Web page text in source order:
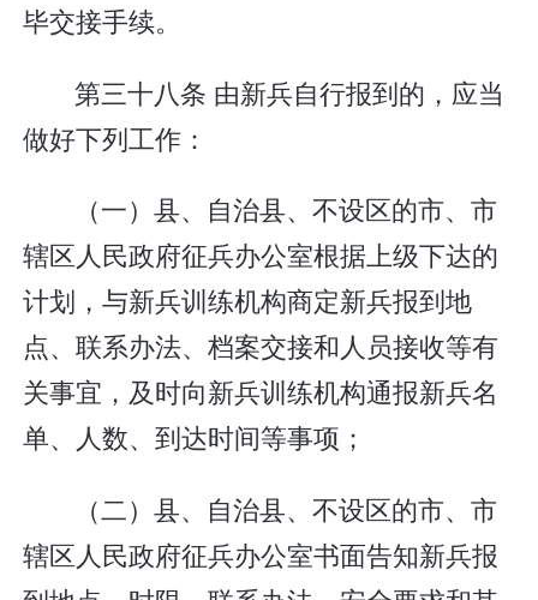
毕交接手续。
第三十八条 由新兵自行报到的，应当
做好下列工作：
（一）县、自治县、不设区的市、市
辖区人民政府征兵办公室根据上级下达的
计划，与新兵训练机构商定新兵报到地
点、联系办法、档案交接和人员接收等有
关事宜，及时向新兵训练机构通报新兵名
单、人数、到达时间等事项；
（二）县、自治县、不设区的市、市
辖区人民政府征兵办公室书面告知新兵报